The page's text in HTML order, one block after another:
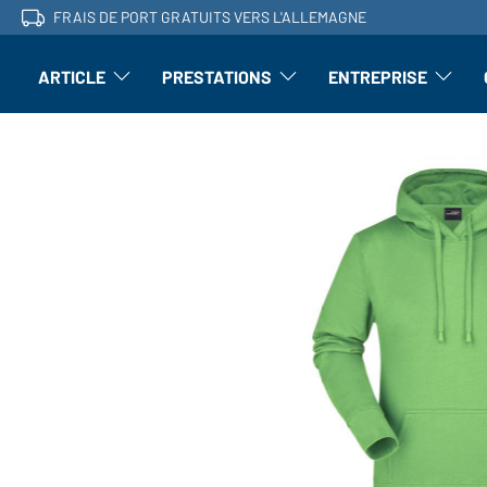
FRAIS DE PORT GRATUITS VERS L'ALLEMAGNE
ARTICLE l'article : Ouvrir le sous-menu
PRESTATIONS Perfectionnement : ouvrir le sous-
ENTREPRISE